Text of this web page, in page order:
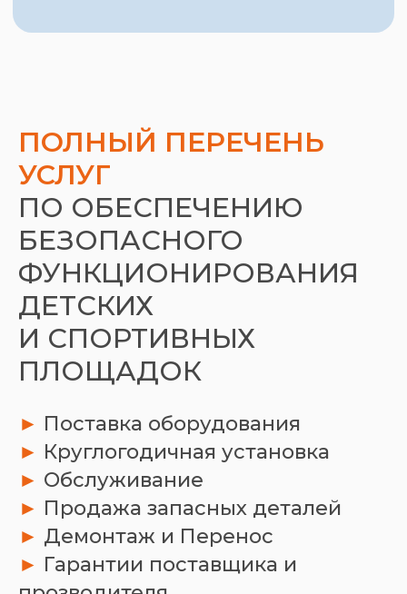
ПОЛНЫЙ ПЕРЕЧЕНЬ
УСЛУГ
ПО ОБЕСПЕЧЕНИЮ
БЕЗОПАСНОГО
ФУНКЦИОНИРОВАНИЯ
ДЕТСКИХ
И СПОРТИВНЫХ
ПЛОЩАДОК
► Поставка оборудования
► Круглогодичная установка
► Обслуживание
► Продажа запасных деталей
► Демонтаж и Перенос
► Гарантии поставщика и
ЭКОЛОГИЧНЫЙ ДИЗАЙН
долговечные материалы.